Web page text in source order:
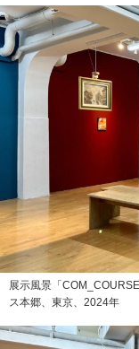
展示風景「
ス本郷、東京、2024年